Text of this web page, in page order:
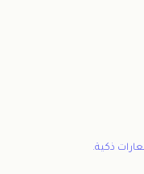
ذكية.